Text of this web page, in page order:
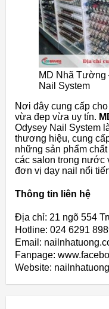
MD Nhã Tường
Nail System
Nơi đây cung cấp
vừa đẹp vừa uy tín.
Odysey Nail System
thương hiệu, cung
những sản phẩm
các salon trong nước
đơn vị dạy nail nổi
Thông tin liên hệ
Địa chỉ: 21 ngõ 554
Hotline: 024 6291
Email:
Fanpage:
Website: